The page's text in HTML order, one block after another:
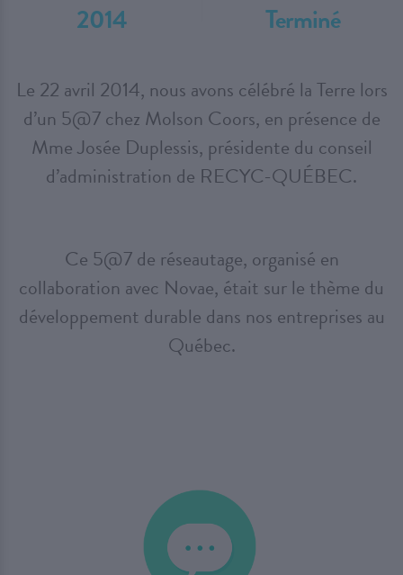
2014 Terminé
Le 22 avril 2014, nous avons célébré la Terre lors
d’un 5@7 chez Molson Coors, en présence de
Mme Josée Duplessis, présidente du conseil
d’administration de RECYC-QUÉBEC.
Ce 5@7 de réseautage, organisé en
collaboration avec Novae, était sur le thème du
développement durable dans nos entreprises au
Québec.